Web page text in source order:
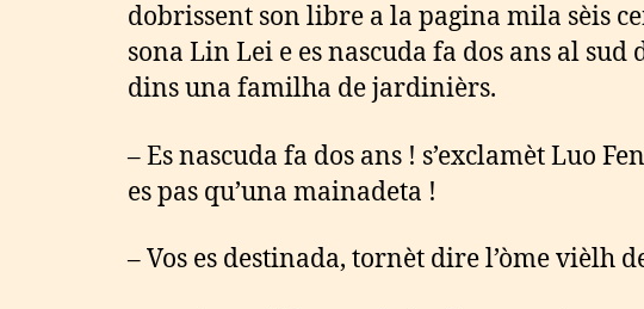
dobrissent son libre a la pagina mila sèis
sona Lin Lei e es nascuda fa dos ans al sud
dins una familha de jardinièrs.
– Es nascuda fa dos ans ! s’exclamèt Luo
es pas qu’una mainadeta !
– Vos es destinada, tornèt dire l’òme vièlh